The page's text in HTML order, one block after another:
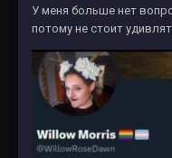
У меня больше нет
потому не стоит